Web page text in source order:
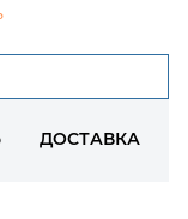
ДОСТАВКА